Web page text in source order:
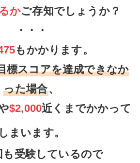
かご存知でしょうか？
・・・
もかかります。
標スコアを達成できなか
った場合、
$2,000近くまでかかって
しまいます。
も受験しているので